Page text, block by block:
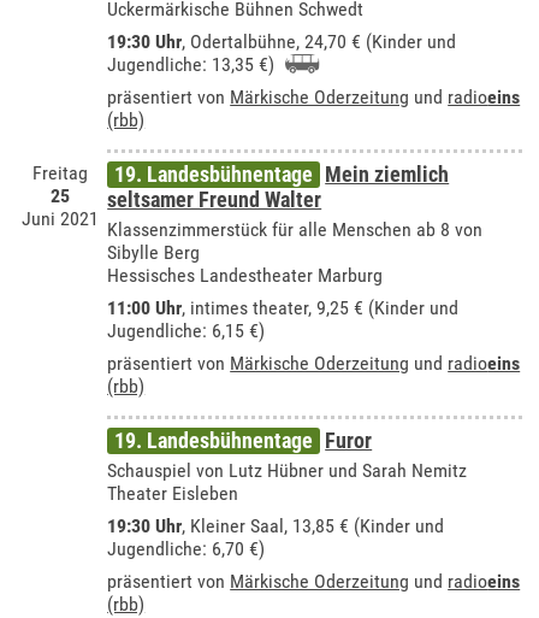
Uckermärkische Bühnen Schwedt
19:30 Uhr, Odertalbühne, 24,70 € (Kinder und
Jugendliche: 13,35 €)
präsentiert von Märkische Oderzeitung und radioeins
(rbb)
Freitag
25
Juni 2021
19. Landesbühnentage Mein ziemlich
seltsamer Freund Walter
Klassenzimmerstück für alle Menschen ab 8 von
Sibylle Berg
Hessisches Landestheater Marburg
11:00 Uhr, intimes theater, 9,25 € (Kinder und
Jugendliche: 6,15 €)
präsentiert von Märkische Oderzeitung und radioeins
(rbb)
19. Landesbühnentage Furor
Schauspiel von Lutz Hübner und Sarah Nemitz
Theater Eisleben
19:30 Uhr, Kleiner Saal, 13,85 € (Kinder und
Jugendliche: 6,70 €)
präsentiert von Märkische Oderzeitung und radioeins
(rbb)